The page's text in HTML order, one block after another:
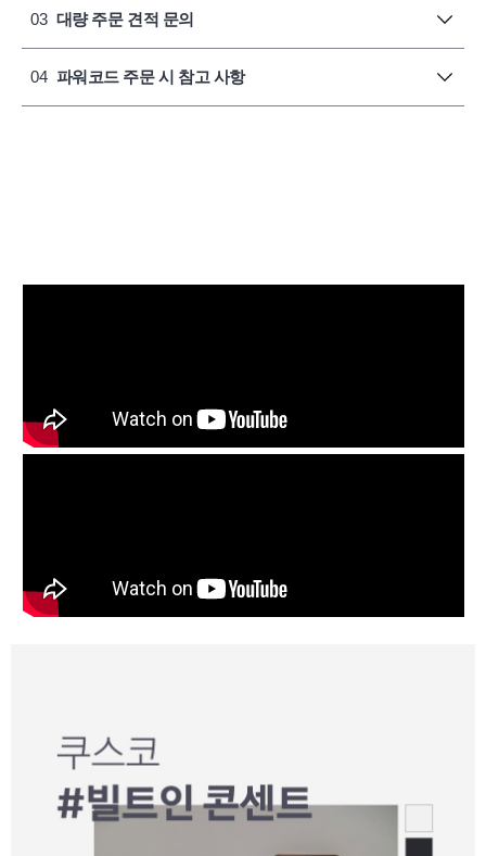
03 대량 주문 견적 문의
04 파워코드 주문 시 참고 사항